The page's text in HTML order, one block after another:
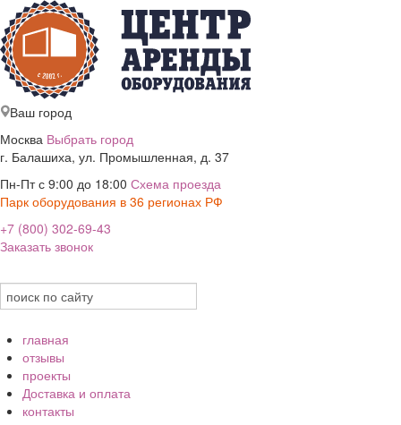
Ваш город
Москва Выбрать город
г. Балашиха, ул. Промышленная, д. 37
Пн-Пт с 9:00 до 18:00 Схема проезда
Парк оборудования в 36 регионах РФ
+7 (800) 302-69-43
Заказать звонок
главная
отзывы
проекты
Доставка и оплата
контакты